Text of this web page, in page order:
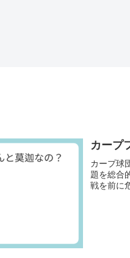
カープ
カープ球
題を総合
戦を前に